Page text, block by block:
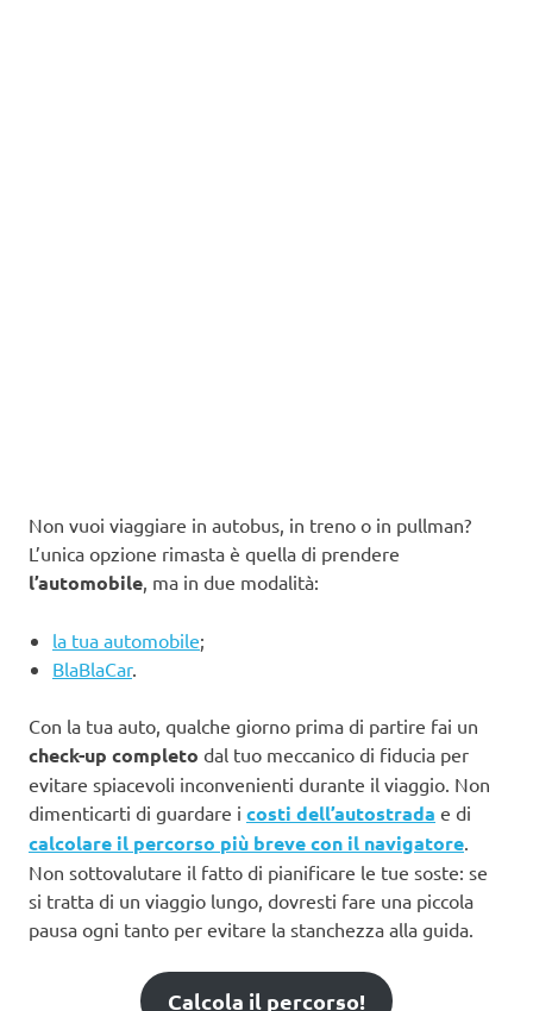
Non vuoi viaggiare in autobus, in treno o in pullman?
L’unica opzione rimasta è quella di prendere
l’automobile , ma in due modalità:
la tua automobile;
BlaBlaCar.
Con la tua auto, qualche giorno prima di partire fai un
check-up completo dal tuo meccanico di fiducia per
evitare spiacevoli inconvenienti durante il viaggio. Non
dimenticarti di guardare i costi dell’autostrada e di
calcolare il percorso più breve con il navigatore
Non sottovalutare il fatto di pianificare le tue soste: se
si tratta di un viaggio lungo, dovresti fare una piccola
pausa ogni tanto per evitare la stanchezza alla guida.
Calcola il percorso!